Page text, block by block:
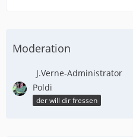
Moderation
J.Verne-Administrator
Poldi
der will dir fressen